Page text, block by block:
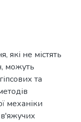
не містять
можуть
та
механіки